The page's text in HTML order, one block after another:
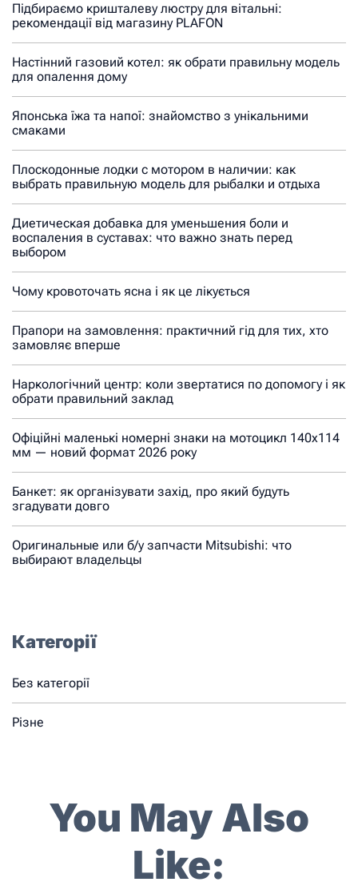
Підбираємо кришталеву люстру для вітальні:
рекомендації від магазину PLAFON
Настінний газовий котел: як обрати правильну модель
для опалення дому
Японська їжа та напої: знайомство з унікальними
смаками
Плоскодонные лодки с мотором в наличии: как
выбрать правильную модель для рыбалки и отдыха
Диетическая добавка для уменьшения боли и
воспаления в суставах: что важно знать перед
выбором
Чому кровоточать ясна і як це лікується
Прапори на замовлення: практичний гід для тих, хто
замовляє вперше
Наркологічний центр: коли звертатися по допомогу і як
обрати правильний заклад
Офіційні маленькі номерні знаки на мотоцикл 140х114
мм — новий формат 2026 року
Банкет: як організувати захід, про який будуть
згадувати довго
Оригинальные или б/у запчасти Mitsubishi: что
выбирают владельцы
Категорії
Без категорії
Різне
You May Also
Like: